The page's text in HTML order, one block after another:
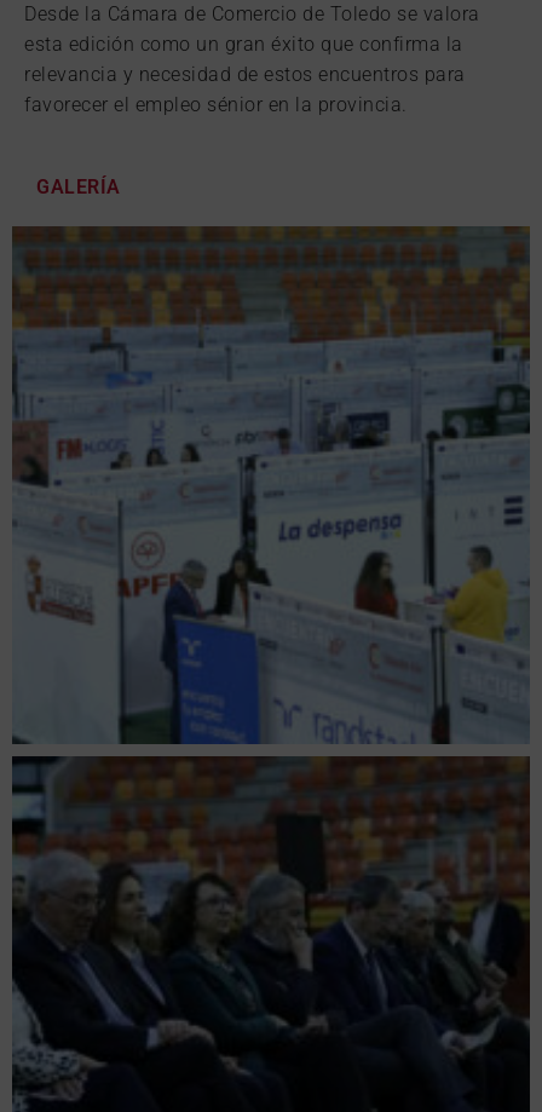
Desde la Cámara de Comercio de Toledo se valora
esta edición como un gran éxito que confirma la
relevancia y necesidad de estos encuentros para
favorecer el empleo sénior en la provincia.
GALERÍA